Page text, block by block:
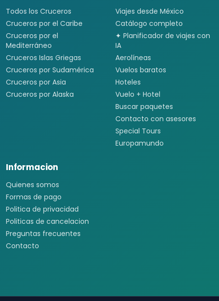
Todos los Cruceros
Cruceros por el Caribe
Cruceros por el
Mediterráneo
Cruceros Islas Griegas
Cruceros por Sudamérica
Cruceros por Asia
Cruceros por Alaska
Viajes desde México
Catálogo completo
✦ Planificador de viajes con
IA
Aerolíneas
Vuelos baratos
Hoteles
Vuelo + Hotel
Buscar paquetes
Contacto con asesores
Special Tours
Europamundo
Informacion
Quienes somos
Formas de pago
Politica de privacidad
Politicas de cancelacion
Preguntas frecuentes
Contacto